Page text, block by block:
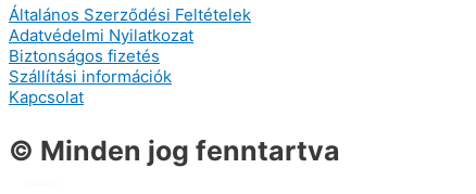
Általános Szerződési Feltételek
Adatvédelmi Nyilatkozat
Biztonságos fizetés
Szállítási információk
Kapcsolat
© Minden jog fenntartva